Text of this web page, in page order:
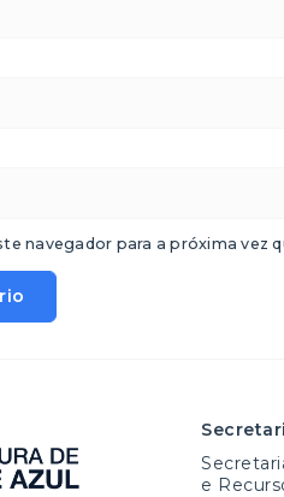
navegador para a próxima vez
e